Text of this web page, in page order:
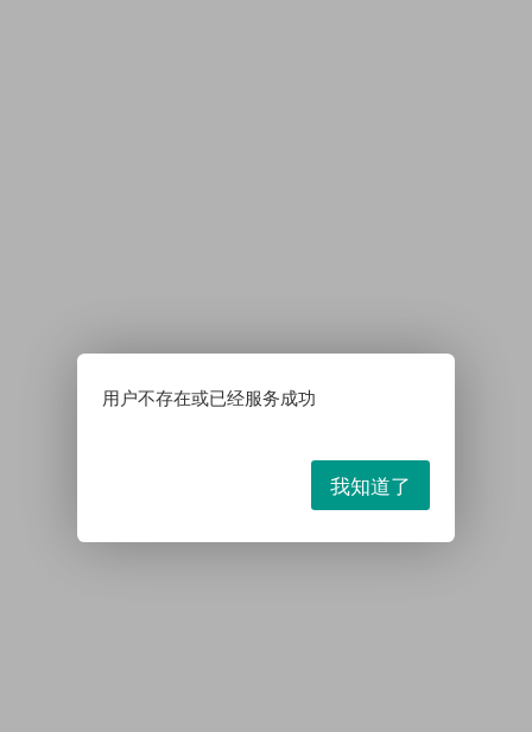
用户不存在或已经服务成功
我知道了